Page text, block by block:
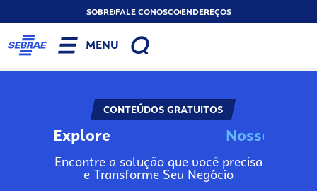
SOBREFALE CONOSCOENDEREÇOS
MENU
CONTEÚDOS GRATUITOS
Explore Nos
Encontre a solução que você precisa
e Transforme Seu Negócio